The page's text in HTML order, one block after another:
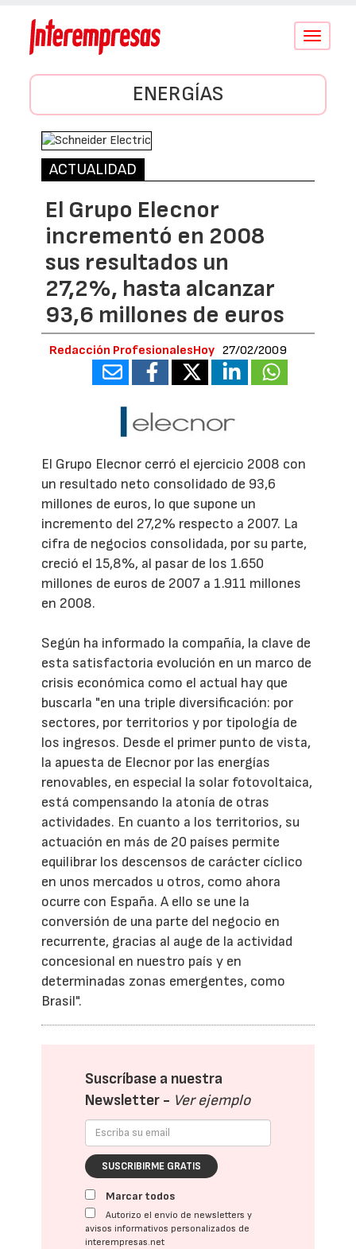
Conmutar
ENERGÍAS
ACTUALIDAD
El Grupo Elecnor
incrementó en 2008
sus resultados un
27,2%, hasta alcanzar
93,6 millones de euros
Redacción ProfesionalesHoy 27/02/2009
El Grupo Elecnor cerró el ejercicio 2008 con
un resultado neto consolidado de 93,6
millones de euros, lo que supone un
incremento del 27,2% respecto a 2007. La
cifra de negocios consolidada, por su parte,
creció el 15,8%, al pasar de los 1.650
millones de euros de 2007 a 1.911 millones
en 2008.
Según ha informado la compañía, la clave de
esta satisfactoria evolución en un marco de
crisis económica como el actual hay que
buscarla "en una triple diversificación: por
sectores, por territorios y por tipología de
los ingresos. Desde el primer punto de vista,
la apuesta de Elecnor por las energías
renovables, en especial la solar fotovoltaica,
está compensando la atonía de otras
actividades. En cuanto a los territorios, su
actuación en más de 20 países permite
equilibrar los descensos de carácter cíclico
en unos mercados u otros, como ahora
ocurre con España. A ello se une la
conversión de una parte del negocio en
recurrente, gracias al auge de la actividad
concesional en nuestro país y en
determinadas zonas emergentes, como
Brasil".
Suscríbase a nuestra
Newsletter - Ver ejemplo
SUSCRIBIRME GRATIS
Marcar todos
Autorizo el envío de newsletters y
avisos informativos personalizados de
interempresas.net